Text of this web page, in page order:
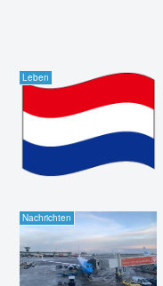
Leben
Nachrichten